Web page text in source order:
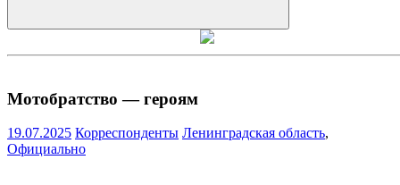
Искать
Мотобратство — героям
19.07.2025 Корреспонденты Ленинградская область,
Официально